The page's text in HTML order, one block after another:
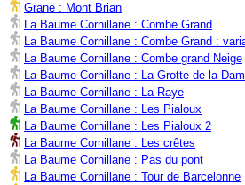
Grane : Mont Brian
La Baume Cornillane : Combe Grand
La Baume Cornillane : Combe Grand :
La Baume Cornillane : Combe grand Neige
La Baume Cornillane : La Grotte de la
La Baume Cornillane : La Raye
La Baume Cornillane : Les Pialoux
La Baume Cornillane : Les Pialoux 2
La Baume Cornillane : Les crêtes
La Baume Cornillane : Pas du pont
La Baume Cornillane : Tour de Barcelonne